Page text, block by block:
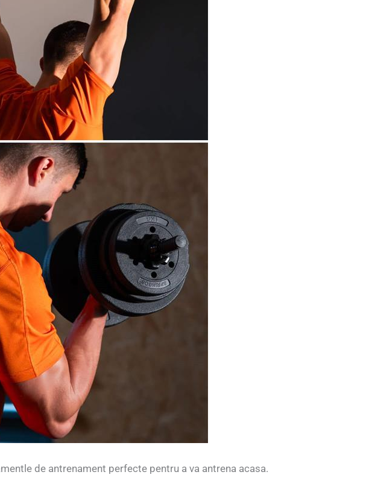
de antrenament perfecte pentru a va antrena acasa.